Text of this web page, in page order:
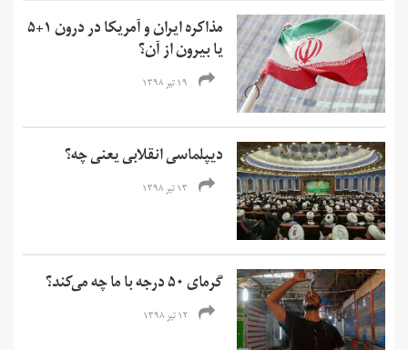
مذاکره ایران و آمریکا در درون ۱+۵
یا بیرون از آن؟
۱۹ تیر ۱۳۹۸
دیپلماسی انقلابی یعنی چه؟
۱۳ تیر ۱۳۹۸
گرمای ۵۰ درجه با ما چه می‌کند؟
۱۲ تیر ۱۳۹۸